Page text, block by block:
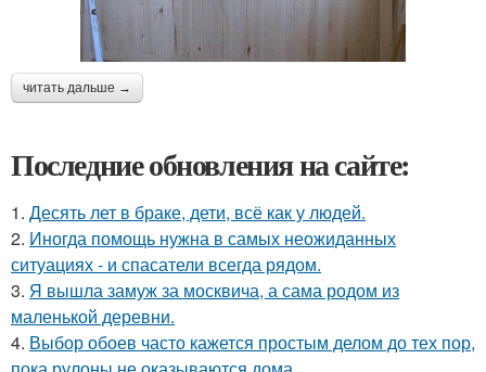
читать дальше →
Последние обновления на сайте:
1. Десять лет в браке, дети, всё как у людей.
2. Иногда помощь нужна в самых неожиданных
ситуациях - и спасатели всегда рядом.
3. Я вышла замуж за москвича, а сама родом из
маленькой деревни.
4. Выбор обоев часто кажется простым делом до тех пор,